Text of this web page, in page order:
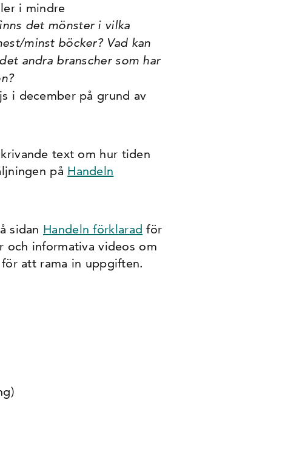
i mindre
det mönster i vilka
minst böcker? Vad kan
andra branscher som har
i december på grund av
text om hur tiden
på Handeln
sidan Handeln förklarad för
och informativa videos om
att rama in uppgiften.